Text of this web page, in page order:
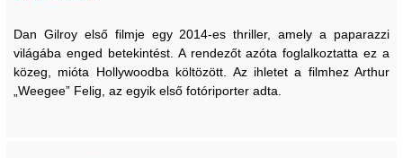
Dan Gilroy első filmje egy 2014-es thriller, amely a paparazzi
világába enged betekintést. A rendezőt azóta foglalkoztatta ez a
közeg, mióta Hollywoodba költözött. Az ihletet a filmhez Arthur
„Weegee” Felig, az egyik első fotóriporter adta.